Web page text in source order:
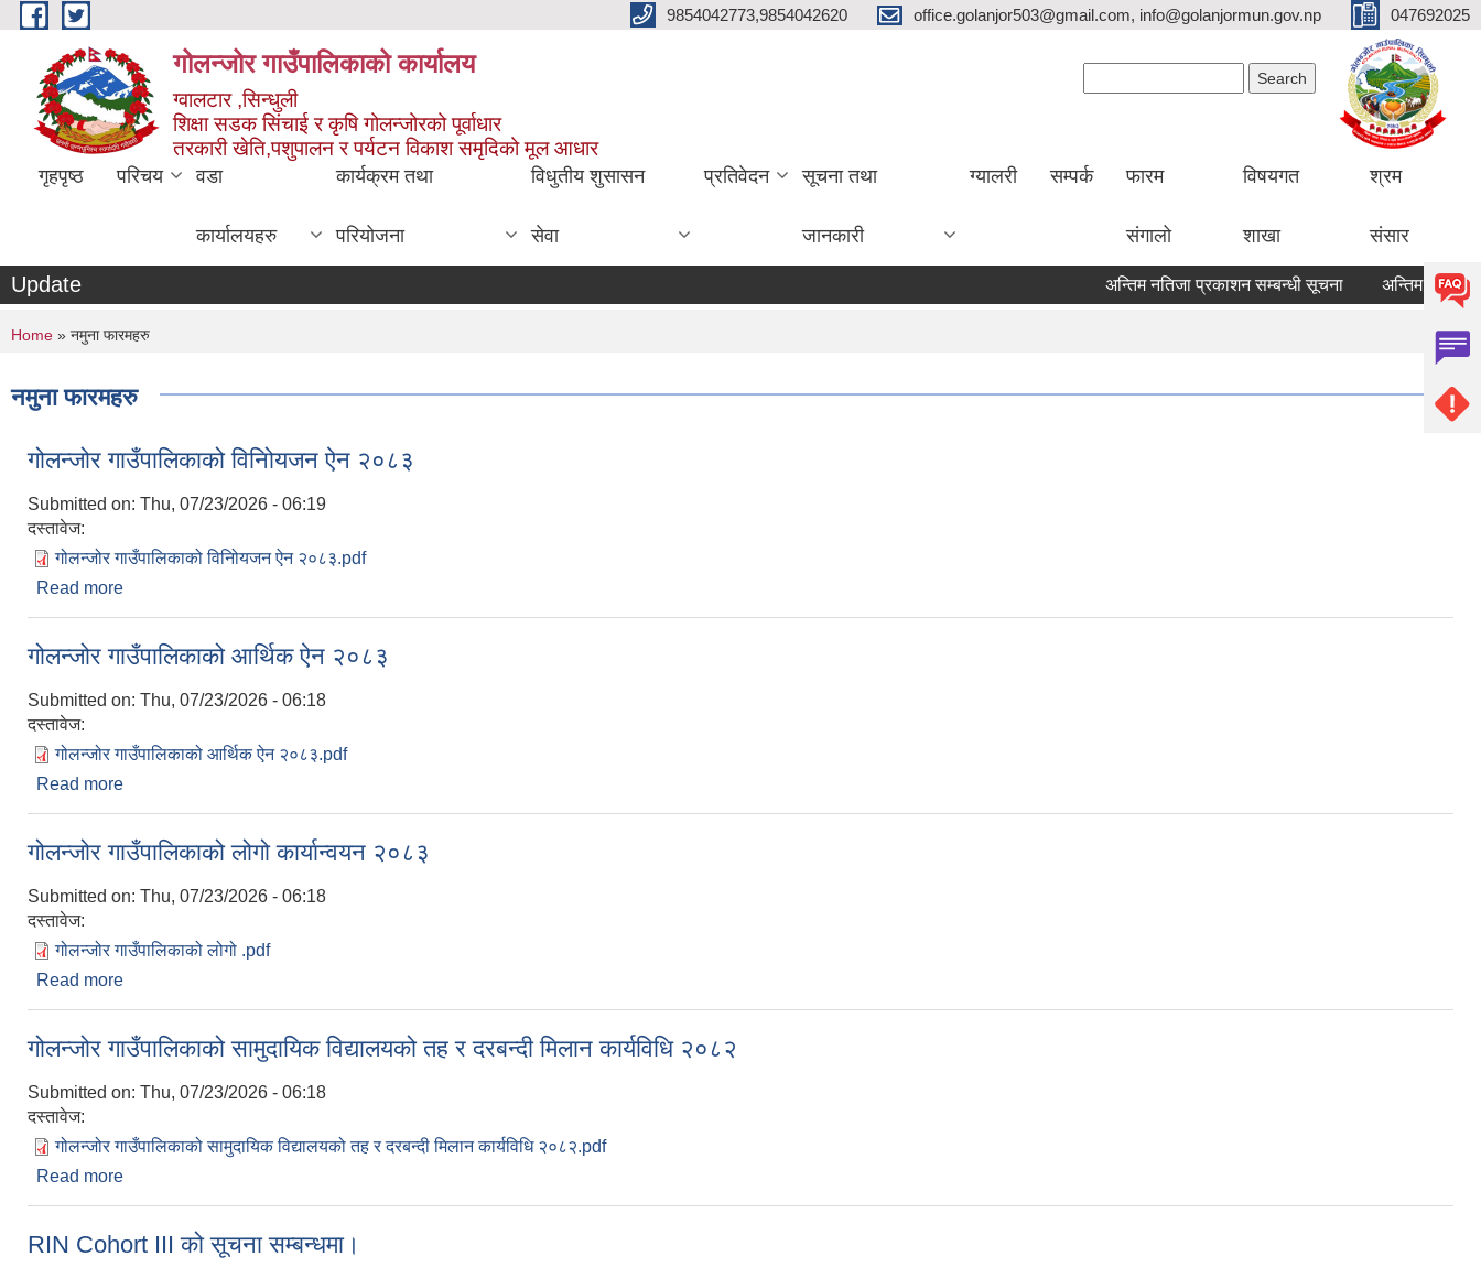
Skip to main content 9854042773,9854042620 office.golanjor503@gmail.com, info@golanjormun.gov.np 047692025
गोलन्जोर गाउँपालिकाको कार्यालय
ग्वालटार ,सिन्धुली
शिक्षा सडक सिंचाई र कृषि गोलन्जोरको पूर्वाधार
तरकारी खेति,पशुपालन र पर्यटन विकाश समृदिको मूल आधार
गृहपृष्ठ परिचय वडा
कार्यालयहरु
कार्यक्रम तथा
परियोजना
विधुतीय शुसासन
सेवा
प्रतिवेदन सूचना तथा
जानकारी
ग्यालरी सम्पर्क फारम
संगालो
विषयगत
शाखा
श्रम
संसार
Update अन्तिम नतिजा प्रकाशन सम्बन्धी सूचना अन्तिम नतिजा
You are here
Home » नमुना फारमहरु
नमुना फारमहरु
गोलन्जोर गाउँपालिकाको विनिोयजन ऐन २०८३
Submitted on: Thu, 07/23/2026 - 06:19
दस्तावेज:
गोलन्जोर गाउँपालिकाको विनिोयजन ऐन २०८३.pdf
Read more
गोलन्जोर गाउँपालिकाको आर्थिक ऐन २०८३
Submitted on: Thu, 07/23/2026 - 06:18
दस्तावेज:
गोलन्जोर गाउँपालिकाको आर्थिक ऐन २०८३.pdf
Read more
गोलन्जोर गाउँपालिकाको लोगो कार्यान्वयन २०८३
Submitted on: Thu, 07/23/2026 - 06:18
दस्तावेज:
गोलन्जोर गाउँपालिकाको लोगो .pdf
Read more
गोलन्जोर गाउँपालिकाको सामुदायिक विद्यालयको तह र दरबन्दी मिलान कार्यविधि २०८२
Submitted on: Thu, 07/23/2026 - 06:18
दस्तावेज:
गोलन्जोर गाउँपालिकाको सामुदायिक विद्यालयको तह र दरबन्दी मिलान कार्यविधि २०८२.pdf
Read more
RIN Cohort III को सूचना सम्बन्धमा।